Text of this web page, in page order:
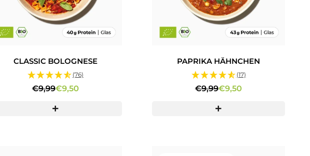
CLASSIC BOLOGNESE
(76)
€9,99€9,50
PAPRIKA HÄHNCHEN
(17)
€9,99€9,50